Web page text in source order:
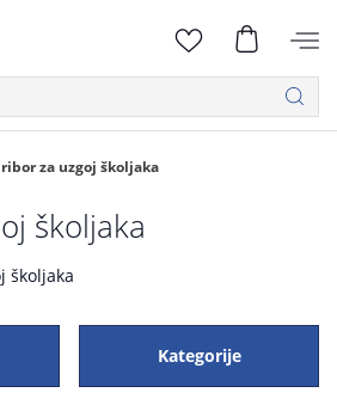
za uzgoj školjaka
školjaka
školjaka
Kategorije